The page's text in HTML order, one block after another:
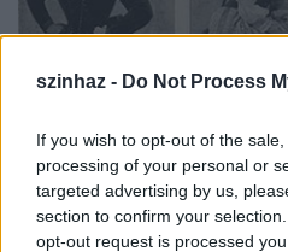
szinhaz - Do Not Process
If you wish to opt-out of the
processing of your personal or
targeted advertising by us,
section to confirm your
opt-out request is processed
Blaha Lujza énekel: